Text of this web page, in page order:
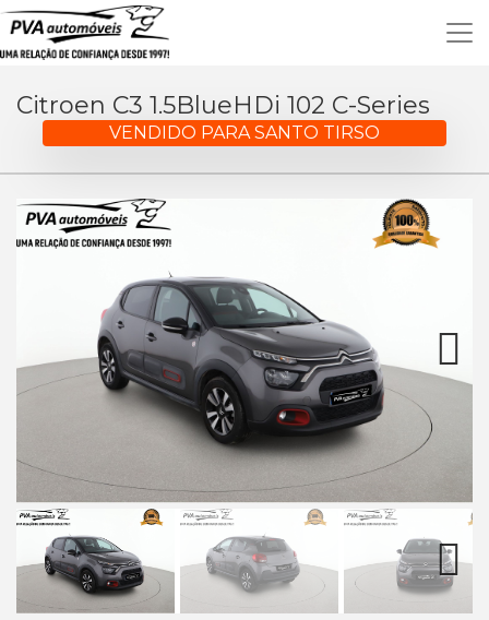
Citroen C3 1.5BlueHDi 102 C-Series
VENDIDO PARA SANTO TIRSO
Next
Next